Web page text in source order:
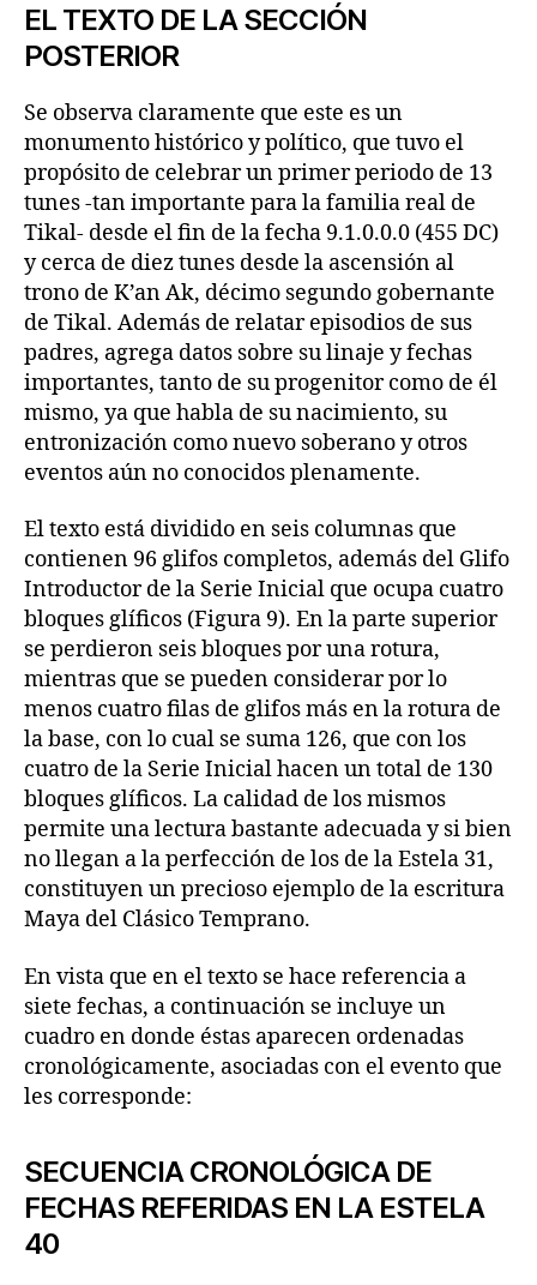
EL TEXTO DE LA SECCIÓN
POSTERIOR
Se observa claramente que este es un
monumento histórico y político, que tuvo el
propósito de celebrar un primer periodo de 13
tunes -tan importante para la familia real de
Tikal- desde el fin de la fecha 9.1.0.0.0 (455 DC)
y cerca de diez tunes desde la ascensión al
trono de K’an Ak, décimo segundo gobernante
de Tikal. Además de relatar episodios de sus
padres, agrega datos sobre su linaje y fechas
importantes, tanto de su progenitor como de él
mismo, ya que habla de su nacimiento, su
entronización como nuevo soberano y otros
eventos aún no conocidos plenamente.
El texto está dividido en seis columnas que
contienen 96 glifos completos, además del Glifo
Introductor de la Serie Inicial que ocupa cuatro
bloques glíficos (Figura 9). En la parte superior
se perdieron seis bloques por una rotura,
mientras que se pueden considerar por lo
menos cuatro filas de glifos más en la rotura de
la base, con lo cual se suma 126, que con los
cuatro de la Serie Inicial hacen un total de 130
bloques glíficos. La calidad de los mismos
permite una lectura bastante adecuada y si bien
no llegan a la perfección de los de la Estela 31,
constituyen un precioso ejemplo de la escritura
Maya del Clásico Temprano.
En vista que en el texto se hace referencia a
siete fechas, a continuación se incluye un
cuadro en donde éstas aparecen ordenadas
cronológicamente, asociadas con el evento que
les corresponde:
SECUENCIA CRONOLÓGICA DE
FECHAS REFERIDAS EN LA ESTELA
40